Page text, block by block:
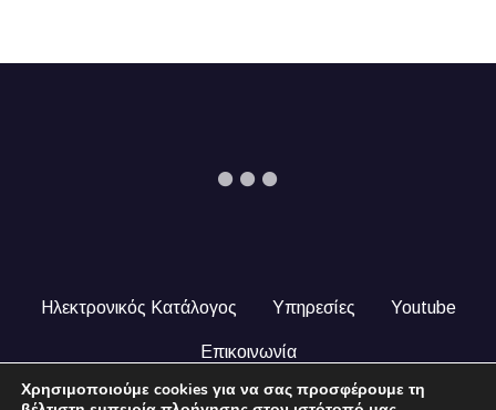
Ηλεκτρονικός Κατάλογος Υπηρεσίες Youtube
Επικοινωνία
© 2024 COPYRIGHT ILEKTRONIKOSKATALOGOS.GR. ALL
Χρησιμοποιούμε cookies για να σας προσφέρουμε τη